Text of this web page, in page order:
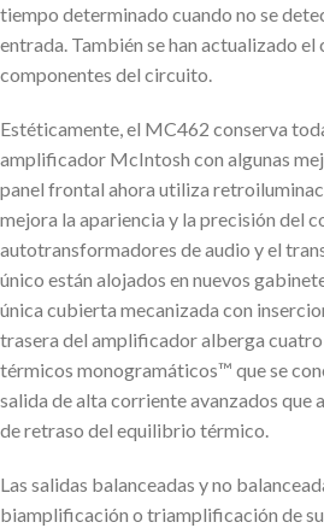
tiempo determinado cuando no se
entrada. También se han actualizado
componentes del circuito.
Estéticamente, el MC462 conserva
amplificador McIntosh con algunas
panel frontal ahora utiliza
mejora la apariencia y la precisión del
autotransformadores de audio y el
único están alojados en nuevos
única cubierta mecanizada con
trasera del amplificador alberga
térmicos monogramáticos™ que se
salida de alta corriente avanzados que
de retraso del equilibrio térmico.
Las salidas balanceadas y no
biamplificación o triamplificación de